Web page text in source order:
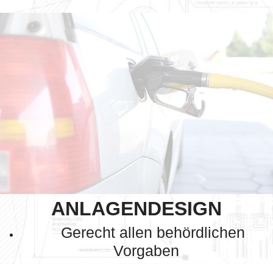
ANLAGENDESIGN
Gerecht allen behördlichen
Vorgaben